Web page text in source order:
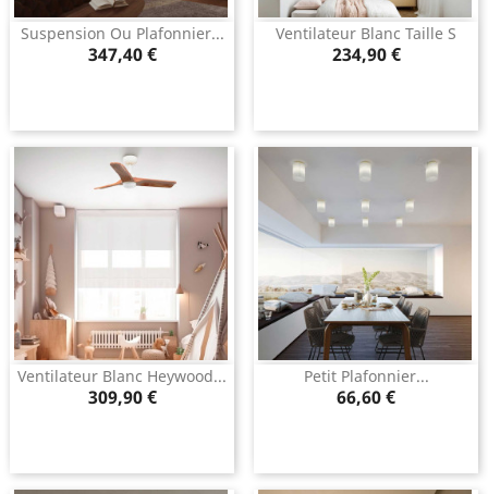
Suspension Ou Plafonnier...
Prix
347,40 €
Ventilateur Blanc Taille S
Prix
234,90 €
Ventilateur Blanc Heywood...
Prix
309,90 €
Petit Plafonnier...
Prix
66,60 €